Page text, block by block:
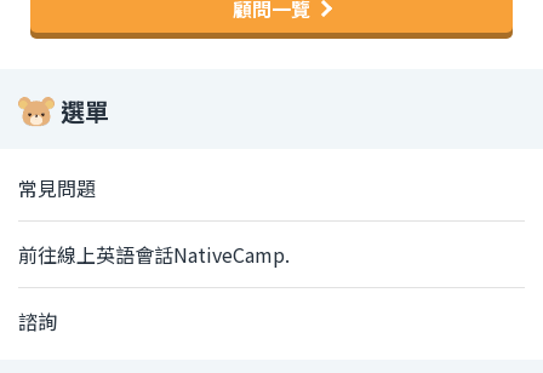
顧問一覽
選單
常見問題
前往線上英語會話NativeCamp.
諮詢